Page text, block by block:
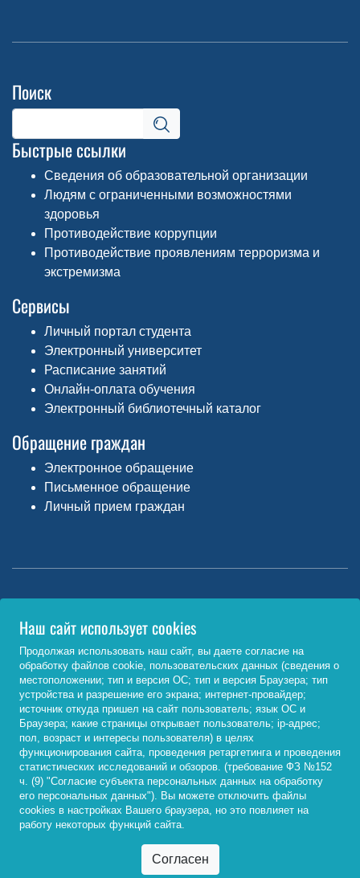
Поиск
Быстрые ссылки
Сведения об образовательной организации
Людям с ограниченными возможностями
здоровья
Противодействие коррупции
Противодействие проявлениям терроризма и
экстремизма
Сервисы
Личный портал студента
Электронный университет
Расписание занятий
Онлайн-оплата обучения
Электронный библиотечный каталог
Обращение граждан
Электронное обращение
Письменное обращение
Личный прием граждан
Министерство науки и высшего образования РФ
http://www.minobrnauki.gov.ru/
Министерство просвещения РФ
https://edu.gov.ru/
Федеральный портал «Российское образование»
http://www.edu.ru/
© 2026, ФГБОУ ВО «Байкальский государственный
университет»
Наш сайт использует cookies
Продолжая использовать наш сайт, вы даете согласие на
обработку файлов cookie, пользовательских данных (сведения о
местоположении; тип и версия ОС; тип и версия Браузера; тип
устройства и разрешение его экрана; интернет-провайдер;
источник откуда пришел на сайт пользователь; язык ОС и
Браузера; какие страницы открывает пользователь; ip-адрес;
пол, возраст и интересы пользователя) в целях
функционирования сайта, проведения ретаргетинга и проведения
статистических исследований и обзоров. (требование ФЗ №152
ч. (9) "Согласие субъекта персональных данных на обработку
его персональных данных"). Вы можете отключить файлы
cookies в настройках Вашего браузера, но это повлияет на
работу некоторых функций сайта.